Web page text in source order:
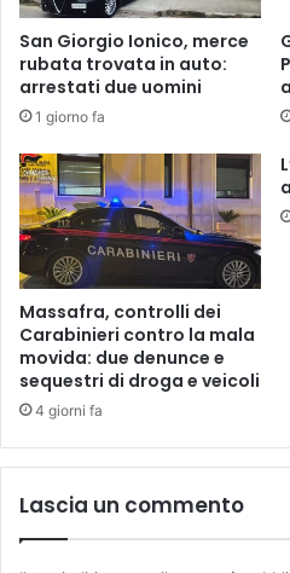
San Giorgio Ionico, merce
rubata trovata in auto:
arrestati due uomini
1 giorno fa
Massafra, controlli dei
Carabinieri contro la mala
movida: due denunce e
sequestri di droga e veicoli
4 giorni fa
Lascia un commento